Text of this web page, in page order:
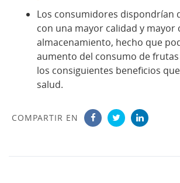
Los consumidores dispondrían
con una mayor calidad y mayor
almacenamiento, hecho que
aumento del consumo de
los consiguientes beneficios
salud.
COMPARTIR EN